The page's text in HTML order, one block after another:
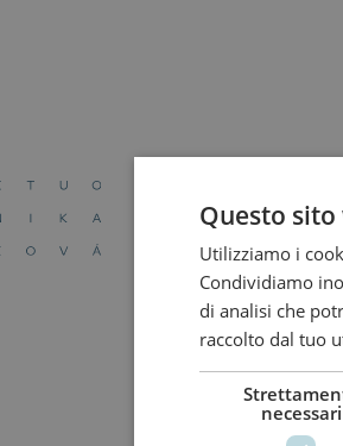
Questo
Utilizziamo i
Condividiamo
di analisi che
raccolto dal tuo
necessari